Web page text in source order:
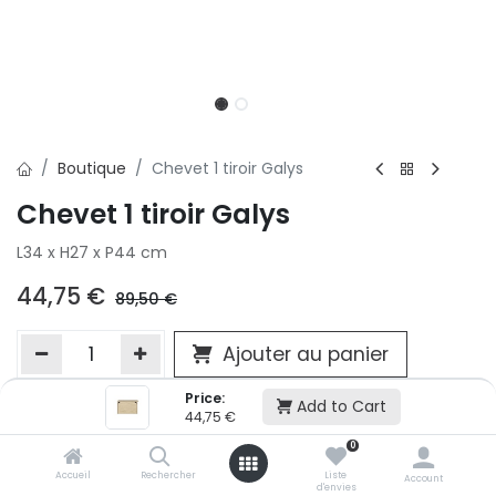
Price:
44,75 € Add to Cart
Accueil Rechercher
0
Liste
d'envies
Account
Boutique Chevet 1 tiroir Galys
Chevet 1 tiroir Galys
L34 x H27 x P44 cm
44,75 € 89,50€
Ajouter au panier
Ajouter à la liste d'envie
Si vous ne pouvez pas ajouter cet article dans votre panier
victime de son succès et momentanément indisponible.